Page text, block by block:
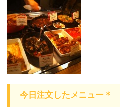
今日注文したメニュー＊